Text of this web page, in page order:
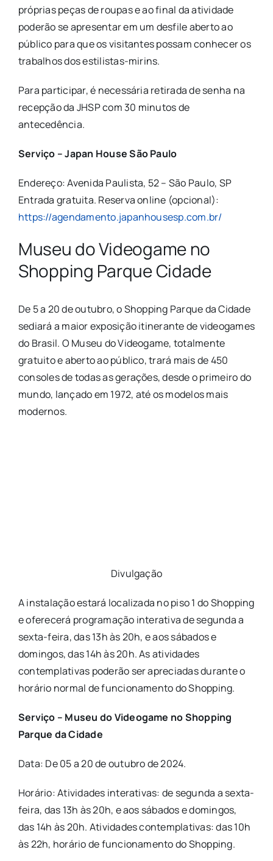
próprias peças de roupas e ao final da atividade
poderão se apresentar em um desfile aberto ao
público para que os visitantes possam conhecer os
trabalhos dos estilistas-mirins.
Para participar, é necessária retirada de senha na
recepção da JHSP com 30 minutos de
antecedência.
Serviço –Japan House São Paulo
Endereço: Avenida Paulista, 52 – São Paulo, SP
Entrada gratuita. Reserva online (opcional):
https://agendamento.japanhousesp.com.br/
Museu do Videogame no
Shopping Parque Cidade
De 5 a 20 de outubro, o Shopping Parque da Cidade
sediará a maior exposição itinerante de videogames
do Brasil. O Museu do Videogame, totalmente
gratuito e aberto ao público, trará mais de 450
consoles de todas as gerações, desde o primeiro do
mundo, lançado em 1972, até os modelos mais
modernos.
Divulgação
A instalação estará localizada no piso 1 do Shopping
e oferecerá programação interativa de segunda a
sexta-feira, das 13h às 20h, e aos sábados e
domingos, das 14h às 20h. As atividades
contemplativas poderão ser apreciadas durante o
horário normal de funcionamento do Shopping.
Serviço – Museu do Videogame no Shopping
Parque da Cidade
Data: De 05 a 20 de outubro de 2024.
Horário: Atividades interativas: de segunda a sexta-
feira, das 13h às 20h, e aos sábados e domingos,
das 14h às 20h. Atividades contemplativas: das 10h
às 22h, horário de funcionamento do Shopping.